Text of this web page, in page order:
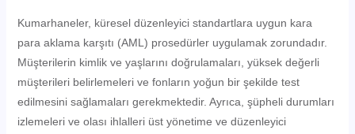
Kumarhaneler, küresel düzenleyici standartlara uygun kara
para aklama karşıtı (AML) prosedürler uygulamak zorundadır.
Müşterilerin kimlik ve yaşlarını doğrulamaları, yüksek değerli
müşterileri belirlemeleri ve fonların yoğun bir şekilde test
edilmesini sağlamaları gerekmektedir. Ayrıca, şüpheli durumları
izlemeleri ve olası ihlalleri üst yönetime ve düzenleyici